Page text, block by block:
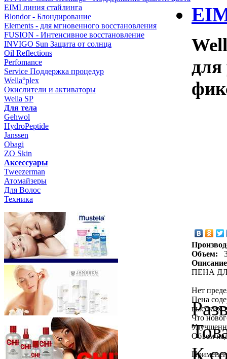
EIMI линия стайлинга
Blondor - Блондирование
Elements - для мгновенного восстановления
FUSION - Интенсивное восстановление
INVIGO Sun Защита от солнца
Oil Reflections
Perfomance
Service Поддержка процедур
Wella°plex
Окислители и активаторы
Wella SP
Для тела
Gehwol
HydroPeptide
Janssen
Obagi
ZO Skin
Aксессуары
Tweezerman
Атомайзеры
Для Волос
Техника
для
Объем:
ПЕНА
Нет
Пена
высоких
Что
Объем
К